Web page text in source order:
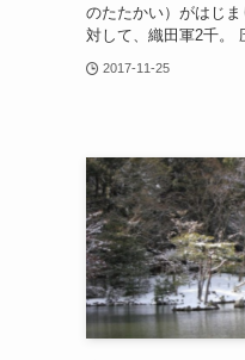
のたたかい）がはじ
対して、織田軍2千。
2017-11-25